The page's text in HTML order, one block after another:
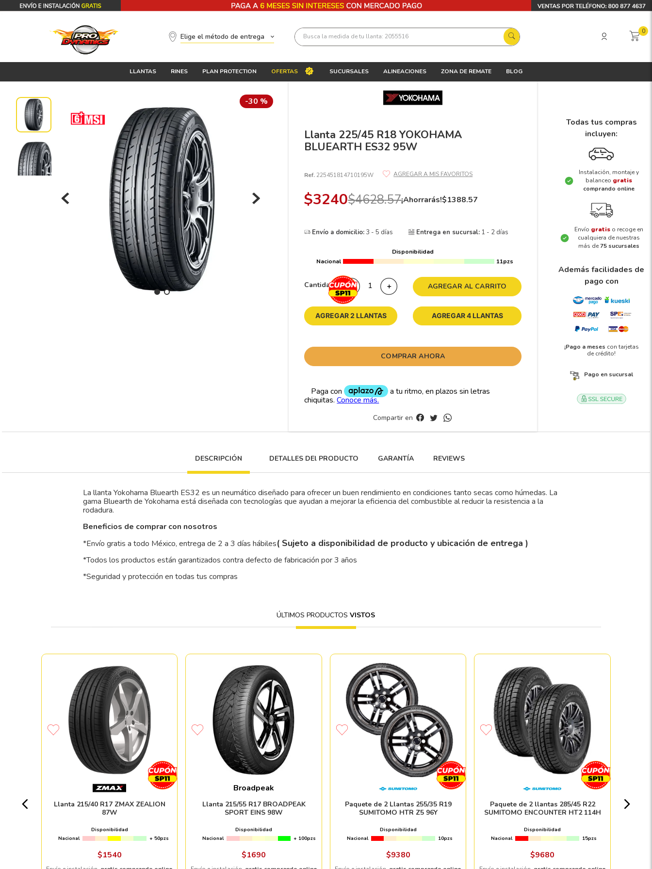
Elige el método de entrega Busca la medida de tu llanta: 2055516 0
LLANTAS RINES PLAN PROTECTION OFERTAS SUCURSALES ALINEACIONES ZONA DE REMATE BLOG
-30 %
Llanta 225/45 R18 YOKOHAMA
BLUEARTH ES32 95W
Ref. 225451814710195W
$3240$4628.57¡Ahorrarás!$1388.57
Envío a domicilio:3 - 5 días Entrega en sucursal: 1 - 2 días
Disponibilidad
Nacional
11pzs
Cantidad ＋
－ AGREGAR AL CARRITO
AGREGAR 2 LLANTAS AGREGAR 4 LLANTAS
COMPRAR AHORA
Compartir en
Todas tus compras
incluyen:
Instalación, montaje y
balanceo gratis
comprando online
Envío gratis o recoge en
cualquiera de nuestras
más de75 sucursales
Además facilidades de
pago con
¡Pago a meses con tarjetas
de crédito!
Pago en sucursal
DESCRIPCIÓN DETALLES DEl PRODUCTO GARANTÍA REVIEWS
La llanta Yokohama Bluearth ES32 es un neumático diseñado para ofrecer un buen rendimiento en condiciones tanto secas como húmedas. La
gama Bluearth de Yokohama está diseñada con tecnologías que ayudan a mejorar la eficiencia del combustible al reducir la resistencia a la
rodadura.
Beneficios de comprar con nosotros
*Envío gratis a todo México, entrega de 2 a 3 días hábiles( Sujeto a disponibilidad de producto y ubicación de entrega )
*Todos los productos están garantizados contra defecto de fabricación por 3 años
*Seguridad y protección en todas tus compras
ÚLTIMOS PRODUCTOSVISTOS
Llanta 215/40 R17 ZMAX ZEALION
87W
Disponibilidad
Nacional
+ 50pzs
$1540
Broadpeak
Llanta 215/55 R17 BROADPEAK
SPORT EINS 98W
Disponibilidad
Nacional
+ 100pzs
$1690
Paquete de 2 Llantas 255/35 R19
SUMITOMO HTR Z5 96Y
Disponibilidad
Nacional
10pzs
$9380
Paquete de 2 llantas 285/45 R22
SUMITOMO ENCOUNTER HT2 114H
Disponibilidad
Nacional
15pzs
$9680
Términos más buscados
195 65 15